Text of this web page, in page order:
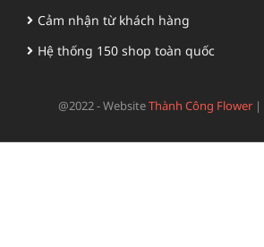
Cảm nhận từ khách hàng
Hệ thống 150 shop toàn quốc
@2022 - WebsiteThành Công Flower |